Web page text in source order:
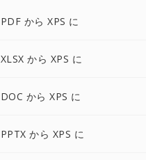
PDF から XPS に
XLSX から XPS に
DOC から XPS に
PPTX から XPS に